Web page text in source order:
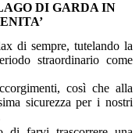
DI GARDA IN
di sempre, tutelando la
straordinario come
così che alla
sicurezza per i nostri